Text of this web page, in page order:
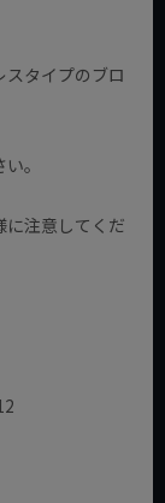
タイプのブロ
。
注意してくだ